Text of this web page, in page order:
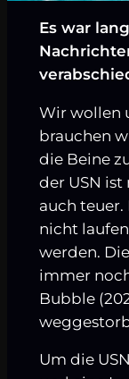
Es war
Wir wollen
brauchen
die Beine
der USN
auch teuer.
nicht
werden.
immer
Bubble
Um die